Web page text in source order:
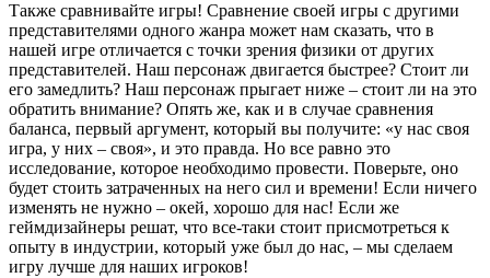
Также сравнивайте игры! Сравнение своей игры с другими
представителями одного жанра может нам сказать, что в
нашей игре отличается с точки зрения физики от других
представителей. Наш персонаж двигается быстрее? Стоит ли
его замедлить? Наш персонаж прыгает ниже – стоит ли на это
обратить внимание? Опять же, как и в случае сравнения
баланса, первый аргумент, который вы получите: «у нас своя
игра, у них – своя», и это правда. Но все равно это
исследование, которое необходимо провести. Поверьте, оно
будет стоить затраченных на него сил и времени! Если ничего
изменять не нужно – окей, хорошо для нас! Если же
геймдизайнеры решат, что все-таки стоит присмотреться к
опыту в индустрии, который уже был до нас, – мы сделаем
игру лучше для наших игроков!